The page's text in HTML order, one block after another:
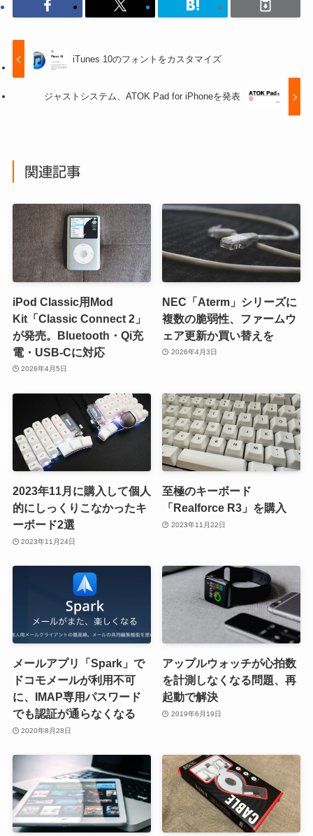
iTunes 10のフォントをカスタマイズ
ジャストシステム、ATOK Pad for iPhoneを発表
関連記事
iPod Classic用Mod
Kit「Classic Connect 2」
が発売。Bluetooth・Qi充
電・USB-Cに対応
2026年4月5日
NEC「Aterm」シリーズに
複数の脆弱性、ファームウ
ェア更新か買い替えを
2026年4月3日
2023年11月に購入して個人
的にしっくりこなかったキ
ーボード2選
2023年11月24日
至極のキーボード
「Realforce R3」を購入
2023年11月22日
メールアプリ「Spark」で
ドコモメールが利用不可
に、IMAP専用パスワード
でも認証が通らなくなる
2020年8月28日
アップルウォッチが心拍数
を計測しなくなる問題、再
起動で解決
2019年6月19日